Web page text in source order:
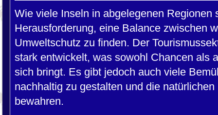
Wie viele Inseln in abgelegenen Regionen
Herausforderung, eine Balance zwischen
Umweltschutz zu finden. Der
stark entwickelt, was sowohl Chancen als
sich bringt. Es gibt jedoch auch viele
nachhaltig zu gestalten und die
bewahren.